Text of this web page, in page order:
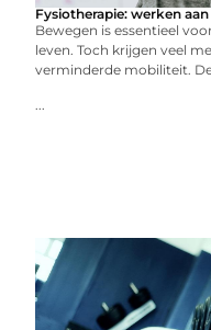
Fysiotherapie: werken
Bewegen is essentieel
leven. Toch krijgen veel
verminderde mobiliteit.
...